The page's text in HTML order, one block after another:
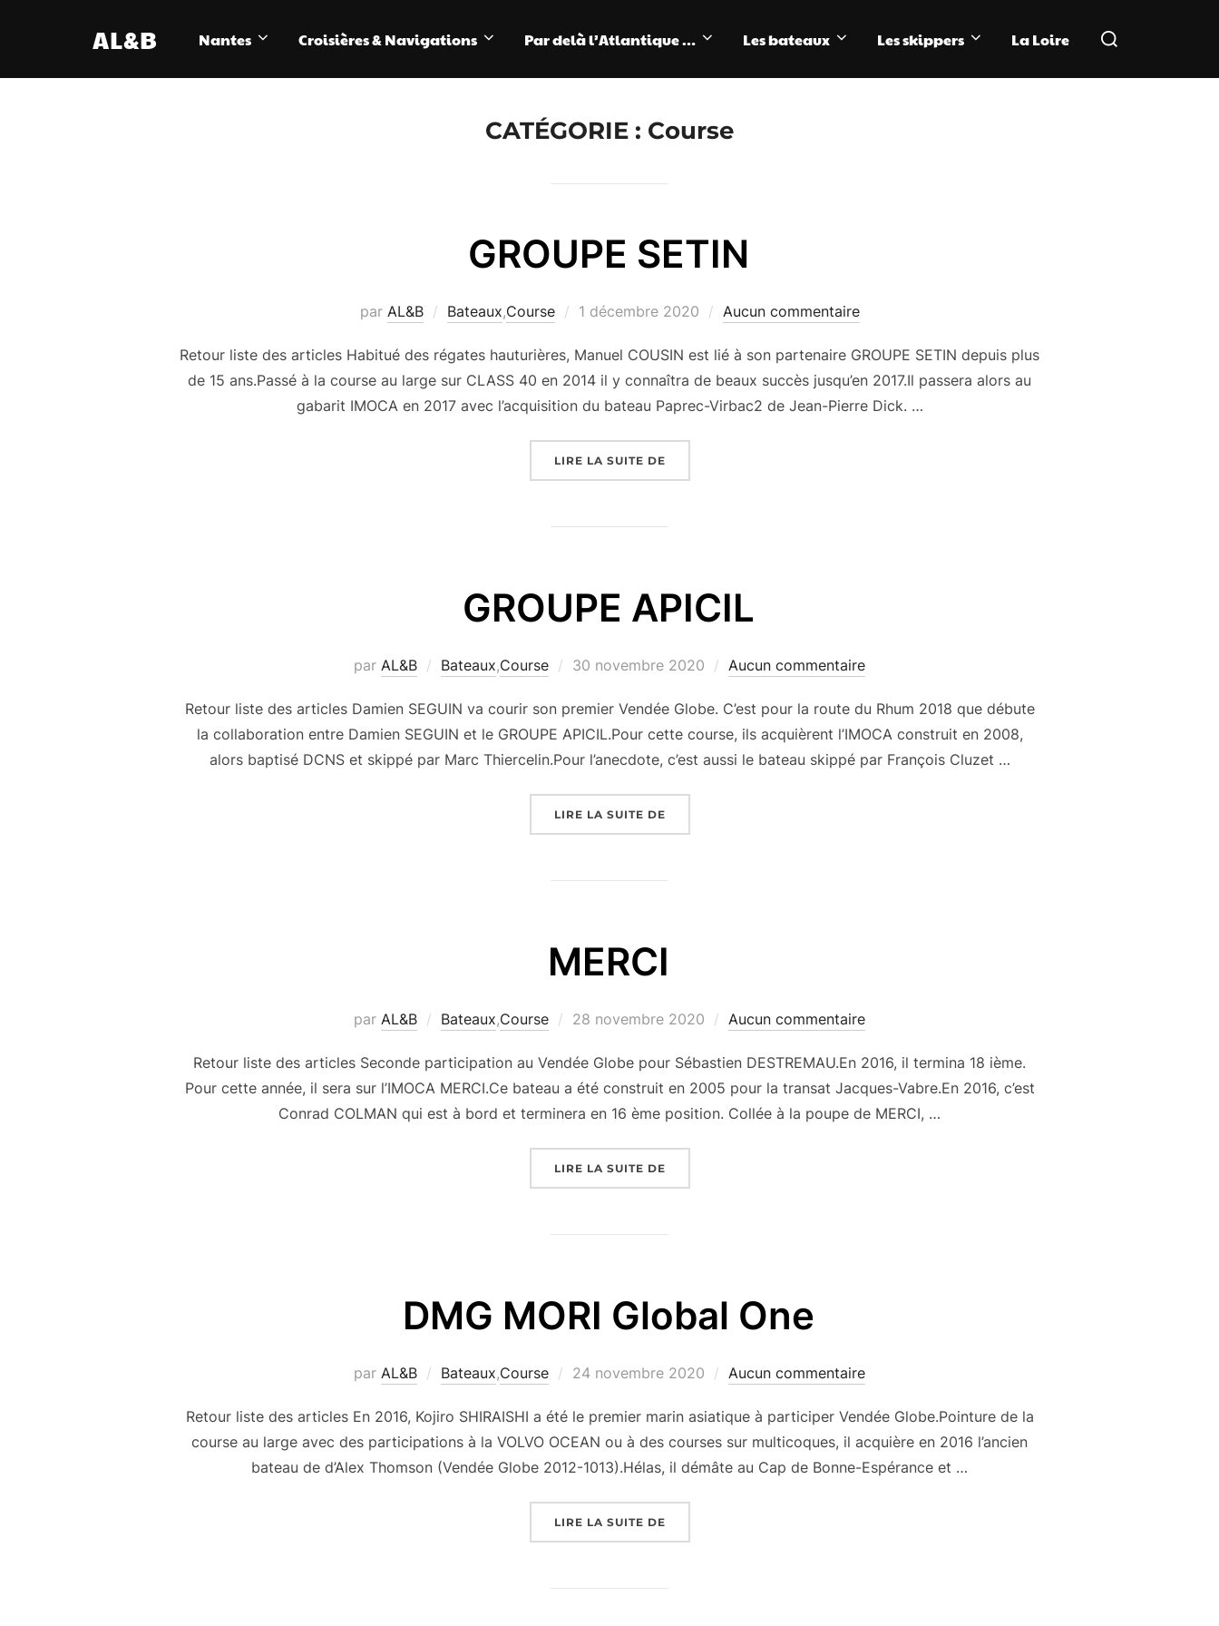
AL&B Nantes Croisières & Navigations Par delà l’Atlantique … Les bateaux Les skippers La Loire
Rechercher :
CATÉGORIE : Course
GROUPE SETIN
par AL&B Bateaux,Course
Publié
1 décembre 2020 Aucun commentaire
Retour liste des articles Habitué des régates hauturières, Manuel COUSIN est lié à son partenaire GROUPE SETIN depuis plus
de 15 ans.Passé à la course au large sur CLASS 40 en 2014 il y connaîtra de beaux succès jusqu’en 2017.Il passera alors au
gabarit IMOCA en 2017 avec l’acquisition du bateau Paprec-Virbac2 de Jean-Pierre Dick. …
LIRE LA SUITE DE« GROUPE SETIN »
GROUPE APICIL
par AL&B Bateaux,Course
Publié
30 novembre 2020 Aucun commentaire
Retour liste des articles Damien SEGUIN va courir son premier Vendée Globe. C’est pour la route du Rhum 2018 que débute
la collaboration entre Damien SEGUIN et le GROUPE APICIL.Pour cette course, ils acquièrent l’IMOCA construit en 2008,
alors baptisé DCNS et skippé par Marc Thiercelin.Pour l’anecdote, c’est aussi le bateau skippé par François Cluzet …
LIRE LA SUITE DE« GROUPE APICIL »
MERCI
par AL&B Bateaux,Course
Publié
28 novembre 2020 Aucun commentaire
Retour liste des articles Seconde participation au Vendée Globe pour Sébastien DESTREMAU.En 2016, il termina 18 ième.
Pour cette année, il sera sur l’IMOCA MERCI.Ce bateau a été construit en 2005 pour la transat Jacques-Vabre.En 2016, c’est
Conrad COLMAN qui est à bord et terminera en 16 ème position. Collée à la poupe de MERCI, …
LIRE LA SUITE DE« MERCI »
DMG MORI Global One
par AL&B Bateaux,Course
Publié
24 novembre 2020 Aucun commentaire
Retour liste des articles En 2016, Kojiro SHIRAISHI a été le premier marin asiatique à participer Vendée Globe.Pointure de la
course au large avec des participations à la VOLVO OCEAN ou à des courses sur multicoques, il acquière en 2016 l’ancien
bateau de d’Alex Thomson (Vendée Globe 2012-1013).Hélas, il démâte au Cap de Bonne-Espérance et …
LIRE LA SUITE DE« DMG MORI GLOBAL ONE »